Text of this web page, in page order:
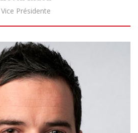
Vice Présidente
Biography